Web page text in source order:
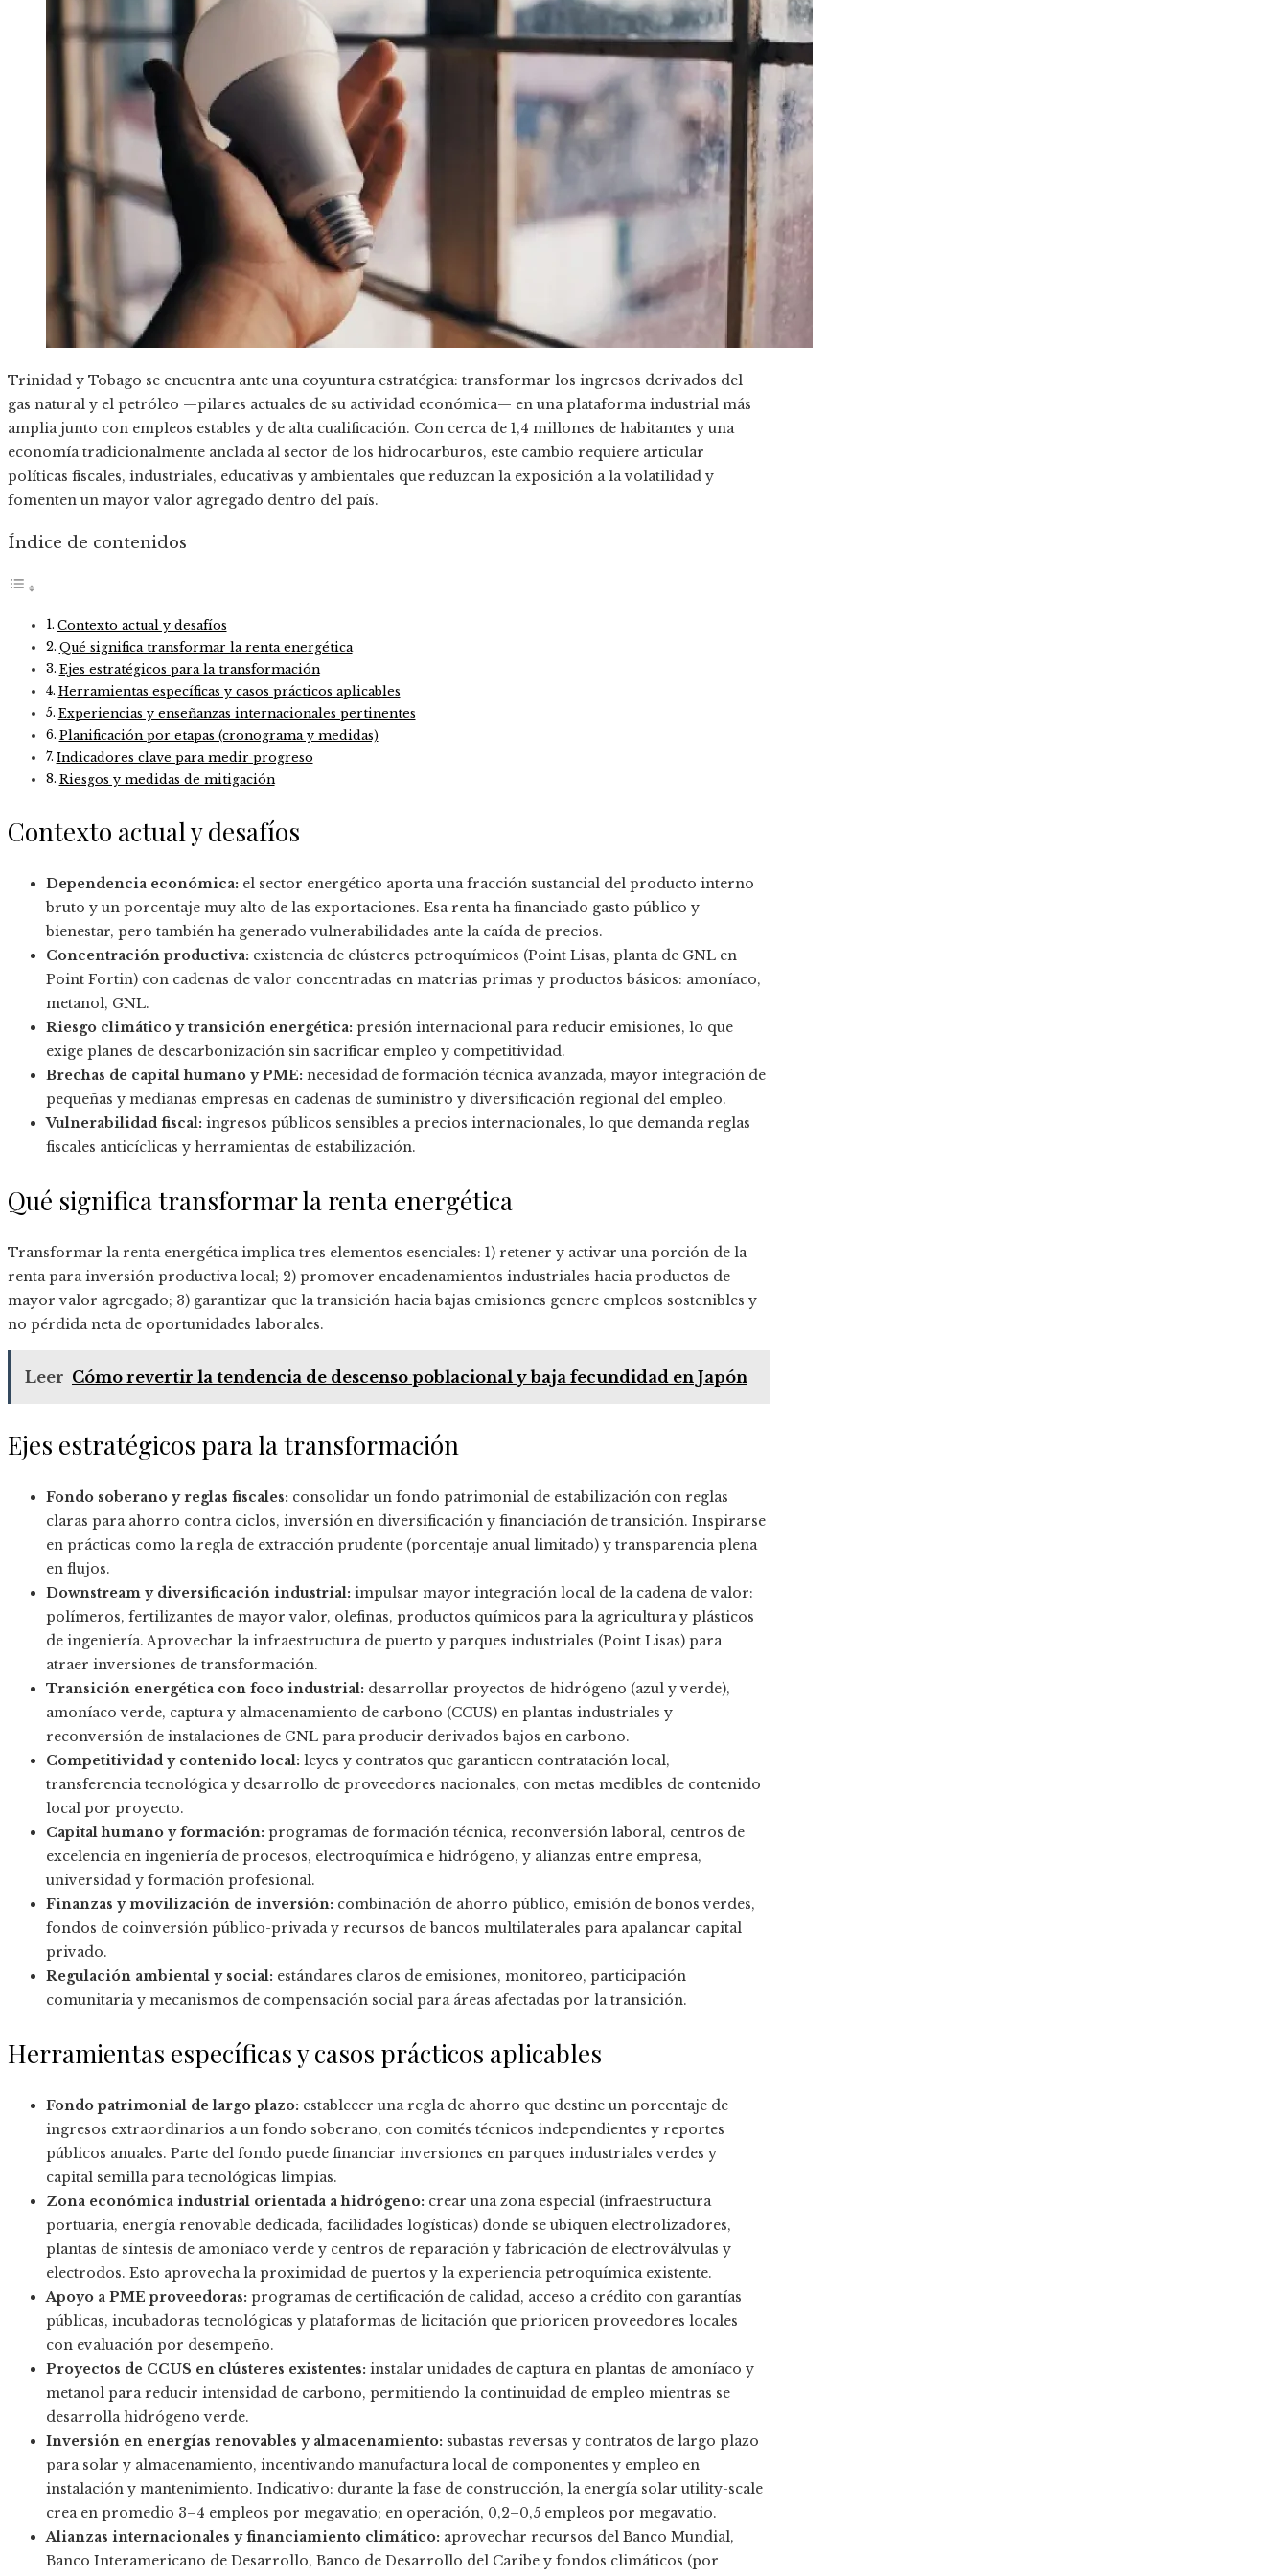
Trinidad y Tobago se encuentra ante una coyuntura estratégica: transformar los ingresos derivados del
gas natural y el petróleo —pilares actuales de su actividad económica— en una plataforma industrial más
amplia junto con empleos estables y de alta cualificación. Con cerca de 1,4 millones de habitantes y una
economía tradicionalmente anclada al sector de los hidrocarburos, este cambio requiere articular
políticas fiscales, industriales, educativas y ambientales que reduzcan la exposición a la volatilidad y
fomenten un mayor valor agregado dentro del país.
Índice de contenidos
Contexto actual y desafíos
Qué significa transformar la renta energética
Ejes estratégicos para la transformación
Herramientas específicas y casos prácticos aplicables
Experiencias y enseñanzas internacionales pertinentes
Planificación por etapas (cronograma y medidas)
Indicadores clave para medir progreso
Riesgos y medidas de mitigación
Contexto actual y desafíos
Dependencia económica: el sector energético aporta una fracción sustancial del producto interno
bruto y un porcentaje muy alto de las exportaciones. Esa renta ha financiado gasto público y
bienestar, pero también ha generado vulnerabilidades ante la caída de precios.
Concentración productiva: existencia de clústeres petroquímicos (Point Lisas, planta de GNL en
Point Fortin) con cadenas de valor concentradas en materias primas y productos básicos: amoníaco,
metanol, GNL.
Riesgo climático y transición energética: presión internacional para reducir emisiones, lo que
exige planes de descarbonización sin sacrificar empleo y competitividad.
Brechas de capital humano y PME: necesidad de formación técnica avanzada, mayor integración de
pequeñas y medianas empresas en cadenas de suministro y diversificación regional del empleo.
Vulnerabilidad fiscal: ingresos públicos sensibles a precios internacionales, lo que demanda reglas
fiscales anticíclicas y herramientas de estabilización.
Qué significa transformar la renta energética
Transformar la renta energética implica tres elementos esenciales: 1) retener y activar una porción de la
renta para inversión productiva local; 2) promover encadenamientos industriales hacia productos de
mayor valor agregado; 3) garantizar que la transición hacia bajas emisiones genere empleos sostenibles y
no pérdida neta de oportunidades laborales.
Leer Cómo revertir la tendencia de descenso poblacional y baja fecundidad en Japón
Ejes estratégicos para la transformación
Fondo soberano y reglas fiscales: consolidar un fondo patrimonial de estabilización con reglas
claras para ahorro contra ciclos, inversión en diversificación y financiación de transición. Inspirarse
en prácticas como la regla de extracción prudente (porcentaje anual limitado) y transparencia plena
en flujos.
Downstream y diversificación industrial: impulsar mayor integración local de la cadena de valor:
polímeros, fertilizantes de mayor valor, olefinas, productos químicos para la agricultura y plásticos
de ingeniería. Aprovechar la infraestructura de puerto y parques industriales (Point Lisas) para
atraer inversiones de transformación.
Transición energética con foco industrial: desarrollar proyectos de hidrógeno (azul y verde),
amoníaco verde, captura y almacenamiento de carbono (CCUS) en plantas industriales y
reconversión de instalaciones de GNL para producir derivados bajos en carbono.
Competitividad y contenido local: leyes y contratos que garanticen contratación local,
transferencia tecnológica y desarrollo de proveedores nacionales, con metas medibles de contenido
local por proyecto.
Capital humano y formación: programas de formación técnica, reconversión laboral, centros de
excelencia en ingeniería de procesos, electroquímica e hidrógeno, y alianzas entre empresa,
universidad y formación profesional.
Finanzas y movilización de inversión: combinación de ahorro público, emisión de bonos verdes,
fondos de coinversión público-privada y recursos de bancos multilaterales para apalancar capital
privado.
Regulación ambiental y social: estándares claros de emisiones, monitoreo, participación
comunitaria y mecanismos de compensación social para áreas afectadas por la transición.
Herramientas específicas y casos prácticos aplicables
Fondo patrimonial de largo plazo: establecer una regla de ahorro que destine un porcentaje de
ingresos extraordinarios a un fondo soberano, con comités técnicos independientes y reportes
públicos anuales. Parte del fondo puede financiar inversiones en parques industriales verdes y
capital semilla para tecnológicas limpias.
Zona económica industrial orientada a hidrógeno: crear una zona especial (infraestructura
portuaria, energía renovable dedicada, facilidades logísticas) donde se ubiquen electrolizadores,
plantas de síntesis de amoníaco verde y centros de reparación y fabricación de electroválvulas y
electrodos. Esto aprovecha la proximidad de puertos y la experiencia petroquímica existente.
Apoyo a PME proveedoras: programas de certificación de calidad, acceso a crédito con garantías
públicas, incubadoras tecnológicas y plataformas de licitación que prioricen proveedores locales
con evaluación por desempeño.
Proyectos de CCUS en clústeres existentes: instalar unidades de captura en plantas de amoníaco y
metanol para reducir intensidad de carbono, permitiendo la continuidad de empleo mientras se
desarrolla hidrógeno verde.
Inversión en energías renovables y almacenamiento: subastas reversas y contratos de largo plazo
para solar y almacenamiento, incentivando manufactura local de componentes y empleo en
instalación y mantenimiento. Indicativo: durante la fase de construcción, la energía solar utility-scale
crea en promedio 3–4 empleos por megavatio; en operación, 0,2–0,5 empleos por megavatio.
Alianzas internacionales y financiamiento climático: aprovechar recursos del Banco Mundial,
Banco Interamericano de Desarrollo, Banco de Desarrollo del Caribe y fondos climáticos (por